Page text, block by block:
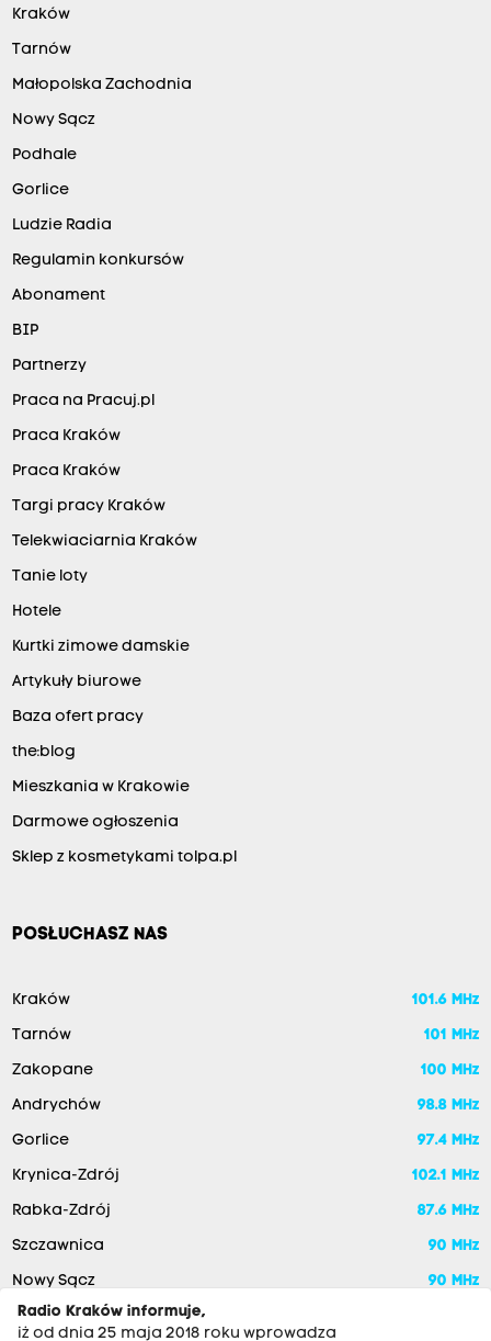
Kraków
Tarnów
Małopolska Zachodnia
Nowy Sącz
Podhale
Gorlice
Ludzie Radia
Regulamin konkursów
Abonament
BIP
Partnerzy
Praca na Pracuj.pl
Praca Kraków
Praca Kraków
Targi pracy Kraków
Telekwiaciarnia Kraków
Tanie loty
Hotele
Kurtki zimowe damskie
Artykuły biurowe
Baza ofert pracy
the:blog
Mieszkania w Krakowie
Darmowe ogłoszenia
Sklep z kosmetykami tolpa.pl
POSŁUCHASZ NAS
Kraków 101.6 MHz
Tarnów 101 MHz
Zakopane 100 MHz
Andrychów 98.8 MHz
Gorlice 97.4 MHz
Krynica-Zdrój 102.1 MHz
Rabka-Zdrój 87.6 MHz
Szczawnica 90 MHz
Nowy Sącz
90 MHz
Radio Kraków informuje,
iż od dnia 25 maja 2018 roku wprowadza